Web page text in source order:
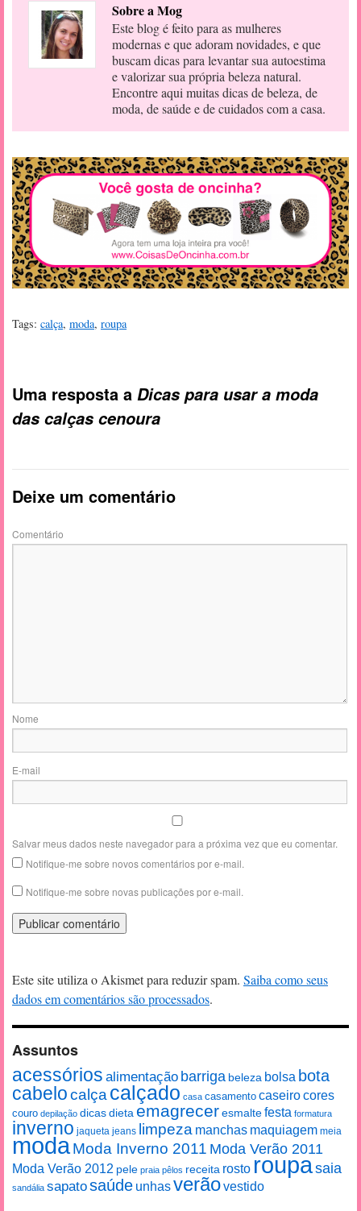
Sobre a Mog
Este blog é feito para as mulheres
modernas e que adoram novidades, e que
buscam dicas para levantar sua autoestima
e valorizar sua própria beleza natural.
Encontre aqui muitas dicas de beleza, de
moda, de saúde e de cuidados com a casa.
Tags: calça, moda, roupa
Uma resposta a Dicas para usar a moda
das calças cenoura
Deixe um comentário
Comentário
Nome
E-mail
Salvar meus dados neste navegador para a próxima vez que eu comentar.
Notifique-me sobre novos comentários por e-mail.
Notifique-me sobre novas publicações por e-mail.
Este site utiliza o Akismet para reduzir spam. Saiba como seus
dados em comentários são processados.
Assuntos
acessórios alimentação barriga beleza bolsa bota
cabelocalça calçado casa casamento caseirocores
couro depilação dicas dieta emagreceresmaltefesta formatura
inverno jaqueta jeans limpeza manchas maquiagem meia
modaModa Inverno 2011 Moda Verão 2011
Moda Verão 2012 pele praia pêlos receita rosto roupasaia
sandália sapatosaúde unhasverãovestido